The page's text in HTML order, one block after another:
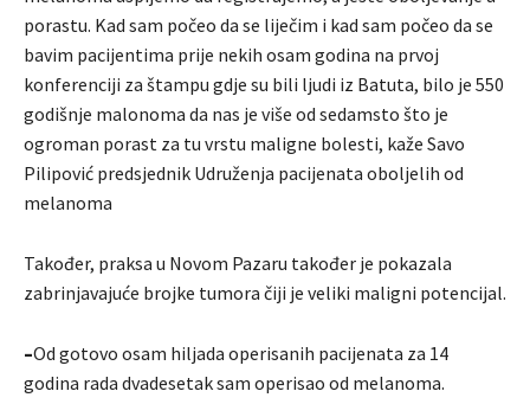
porastu. Kad sam počeo da se liječim i kad sam počeo da se
bavim pacijentima prije nekih osam godina na prvoj
konferenciji za štampu gdje su bili ljudi iz Batuta, bilo je 550
godišnje malonoma da nas je više od sedamsto što je
ogroman porast za tu vrstu maligne bolesti, kaže Savo
Pilipović predsjednik Udruženja pacijenata oboljelih od
melanoma
Također, praksa u Novom Pazaru također je pokazala
zabrinjavajuće brojke tumora čiji je veliki maligni potencijal.
–Od gotovo osam hiljada operisanih pacijenata za 14
godina rada dvadesetak sam operisao od melanoma.